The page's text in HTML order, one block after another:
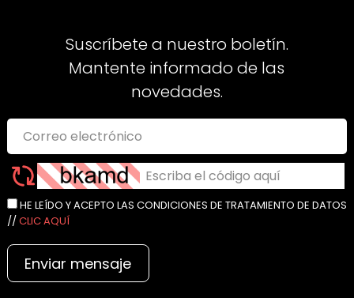
Suscríbete a nuestro boletín.
Mantente informado de las
novedades.
HE LEÍDO Y ACEPTO LAS CONDICIONES DE TRATAMIENTO DE DATOS
// CLIC AQUÍ
Enviar mensaje